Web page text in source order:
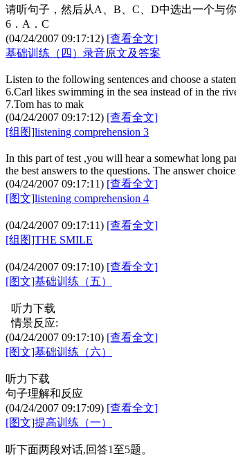
请听句子，然后从A、B、C、D中选出一个与
6．A．C
(04/24/2007 09:17:12) [查看全文]
基础训练（四）录音原文及答案
Listen to the following sentences and choose a
6.Carl likes swimming in the sea instead of in the
7.Tom has to mak
(04/24/2007 09:17:12) [查看全文]
[组图]listening comprehension 3
In this part of test ,you will hear a somewhat long
the best answers to the questions. The answer
(04/24/2007 09:17:11) [查看全文]
[图文]listening comprehension 4
(04/24/2007 09:17:11) [查看全文]
[组图]THE SMILE
(04/24/2007 09:17:10) [查看全文]
[图文]基础训练（五）
听力下载
情景反应:
(04/24/2007 09:17:10) [查看全文]
[图文]基础训练（六）
听力下载
句子理解和反应
(04/24/2007 09:17:09) [查看全文]
[图文]提高训练（一）
听下面两段对话,回答1至5题。